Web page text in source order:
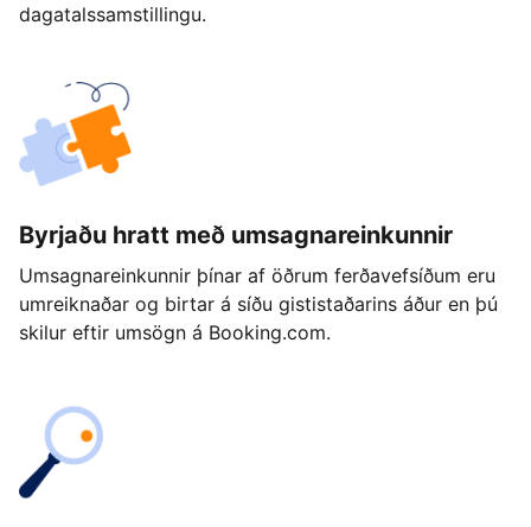
dagatalssamstillingu.
Byrjaðu hratt með umsagnareinkunnir
Umsagnareinkunnir þínar af öðrum ferðavefsíðum eru
umreiknaðar og birtar á síðu gististaðarins áður en þú
skilur eftir umsögn á Booking.com.